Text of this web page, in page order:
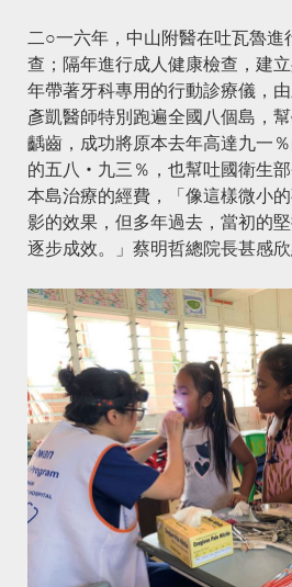
二○一六年，中山附醫在吐瓦魯進
查；隔年進行成人健康檢查，建
年帶著牙科專用的行動診療儀，
彥凱醫師特別跑遍全國八個島，
齲齒，成功將原本去年高達九一
的五八‧九三％，也幫吐國衛生
本島治療的經費，「像這樣微小
影的效果，但多年過去，當初的
逐步成效。」蔡明哲總院長甚感欣